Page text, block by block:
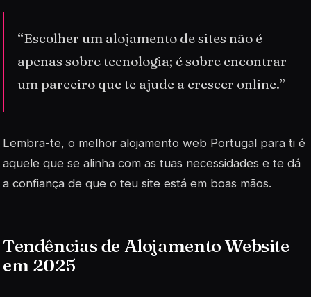
“Escolher um alojamento de sites não é
apenas sobre tecnologia; é sobre encontrar
um parceiro que te ajude a crescer online.”
Lembra-te, o melhor alojamento web Portugal para ti é
aquele que se alinha com as tuas necessidades e te dá
a confiança de que o teu site está em boas mãos.
Tendências de Alojamento Website
em 2025